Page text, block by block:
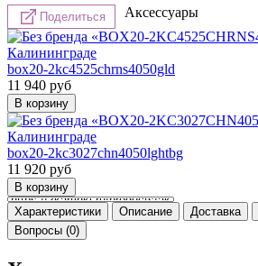
Поделиться Аксессуары
box20-2kc4525chrns4050gld
11 940 руб
box20-2kc3027chn4050lghtbg
11 920 руб
Характеристики Описание Доставка
Вопросы (0)